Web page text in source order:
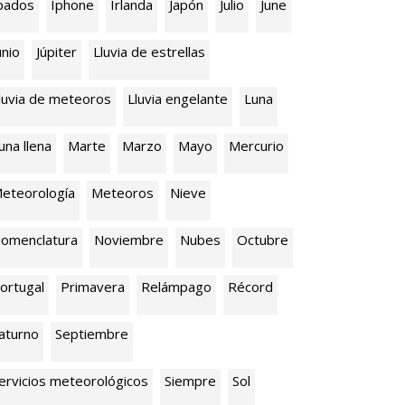
Iphone Irlanda Japón Julio June
Júpiter Lluvia de estrellas
de meteoros Lluvia engelante Luna
llena Marte Marzo Mayo Mercurio
Meteoros Nieve
Noviembre Nubes Octubre
Primavera Relámpago Récord
Septiembre
meteorológicos Siempre Sol